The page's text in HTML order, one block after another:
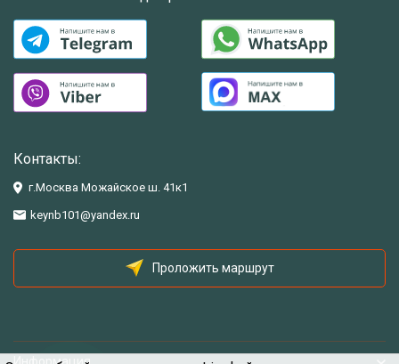
Контакты:
г.Москва Можайское ш. 41к1
keynb101@yandex.ru
Проложить маршрут